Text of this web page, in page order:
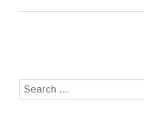
Search